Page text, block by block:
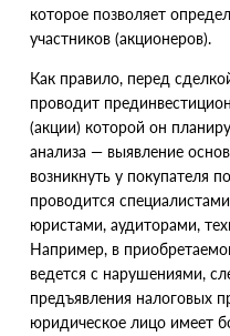
которое позволяет
участников (акционеров).
Как правило, перед
проводит
(акции) которой он
анализа — выявление
возникнуть у покупателя
проводится
юристами, аудиторами,
Например, в
ведется с нарушениями,
предъявления налоговых
юридическое лицо имеет